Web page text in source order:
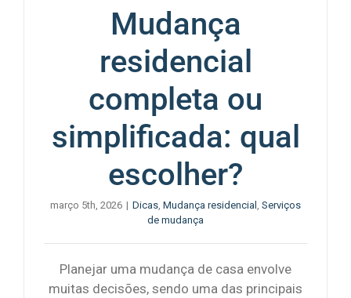
Mudança
residencial
completa ou
simplificada: qual
escolher?
março 5th, 2026 | Dicas Mudança residencial Serviços
de mudança
Planejar uma mudança de casa envolve
muitas decisões, sendo uma das principais